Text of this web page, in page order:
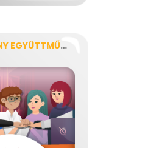
HATÉKONY EGYÜTTMŰKÖDÉS